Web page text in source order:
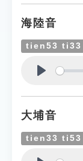
海陸音
tien53 ti33
大埔音
tien33 ti53